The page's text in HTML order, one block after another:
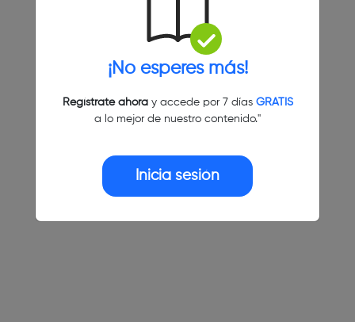
¡No esperes más!
Regístrate ahoray accede por 7 días GRATIS
a lo mejor de nuestro contenido."
Inicia sesión